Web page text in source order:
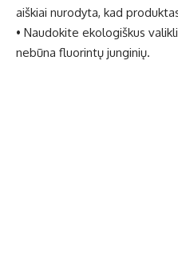
aiškiai nurodyta, kad
• Naudokite ekologiškus
nebūna fluorintų junginių.